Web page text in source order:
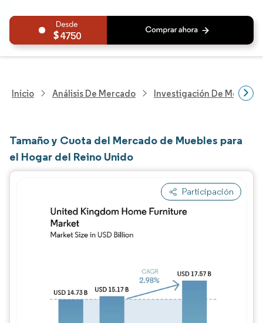
4750
Inicio Análisis De Mercado Investigación De Mejoras
Tamaño y Cuota del Mercado de Muebles para
el Hogar del Reino Unido
Participación